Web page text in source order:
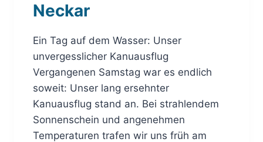
R
Z
0
2
5
H
2
0
2
Neckar
Ein Tag auf dem Wasser: Unser
unvergesslicher Kanuausflug
Vergangenen Samstag war es endlich
soweit: Unser lang ersehnter
Kanuausflug stand an. Bei strahlendem
Sonnenschein und angenehmen
Temperaturen trafen wir uns früh am